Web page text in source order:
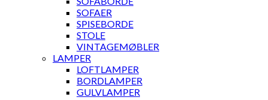
SOFAER
SPISEBORDE
STOLE
VINTAGEMØBLER
LAMPER
LOFTLAMPER
BORDLAMPER
GULVLAMPER